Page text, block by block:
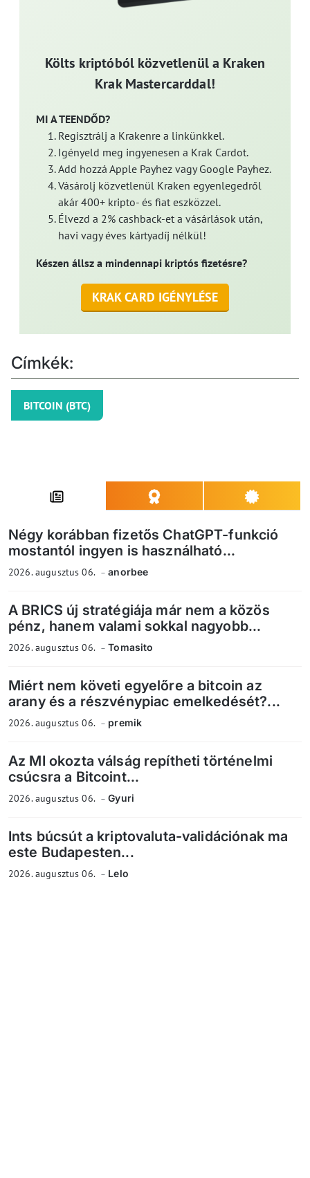
Költs kriptóból közvetlenül a Kraken
Krak Mastercarddal!
MI A TEENDŐD?
Regisztrálj a Krakenre a linkünkkel.
Igényeld meg ingyenesen a Krak Cardot.
Add hozzá Apple Payhez vagy Google Payhez.
Vásárolj közvetlenül Kraken egyenlegedről
akár 400+ kripto- és fiat eszközzel.
Élvezd a 2% cashback-et a vásárlások után,
havi vagy éves kártyadíj nélkül!
Készen állsz a mindennapi kriptós fizetésre?
KRAK CARD IGÉNYLÉSE
Címkék:
BITCOIN (BTC)
Négy korábban fizetős ChatGPT-funkció
mostantól ingyen is használható...
2026. augusztus 06. anorbee
A BRICS új stratégiája már nem a közös
pénz, hanem valami sokkal nagyobb...
2026. augusztus 06. Tomasito
Miért nem követi egyelőre a bitcoin az
arany és a részvénypiac emelkedését?...
2026. augusztus 06. premik
Az MI okozta válság repítheti történelmi
csúcsra a Bitcoint...
2026. augusztus 06. Gyuri
Ints búcsút a kriptovaluta-validációnak ma
este Budapesten...
2026. augusztus 06. Lelo